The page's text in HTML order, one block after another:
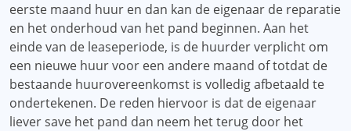
eerste maand huur en dan kan de eigenaar de reparatie
en het onderhoud van het pand beginnen. Aan het
einde van de leaseperiode, is de huurder verplicht om
een ​​nieuwe huur voor een andere maand of totdat de
bestaande huurovereenkomst is volledig afbetaald te
ondertekenen. De reden hiervoor is dat de eigenaar
liever save het pand dan neem het terug door het